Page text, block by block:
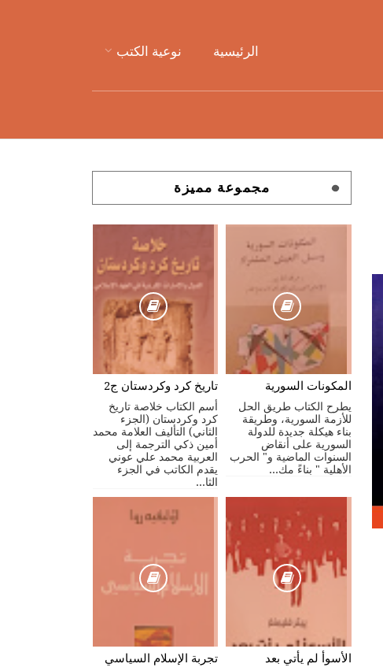
الرئيسية نوعية الكتب
مجموعة مميزة
المكونات السورية
يطرح الكتاب طريق الحل
للأزمة السورية، وطريقة
بناء هيكلة جديدة للدولة
السورية على أنقاض
السنوات الماضية و" الحرب
الأهلية " بناءً مك...
تاريخ كرد وكردستان ج2
أسم الكتاب خلاصة تاريخ
كرد وكردستان (الجزء
الثاني) التأليف العلامة محمد
أمين ذكي الترجمة إلى
العربية محمد علي عوني
يقدم الكاتب في الجزء
الثا...
الأسوأ لم يأتي بعد تجربة الإسلام السياسي